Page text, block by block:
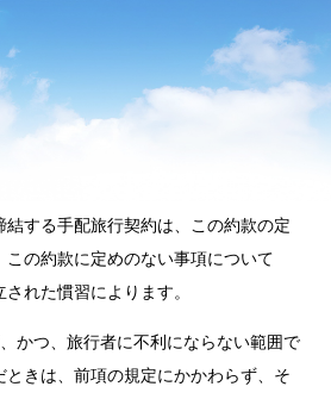
結する手配旅行契約は、この約款の定
の約款に定めのない事項について
れた慣習によります。
かつ、旅行者に不利にならない範囲で
ときは、前項の規定にかかわらず、そ